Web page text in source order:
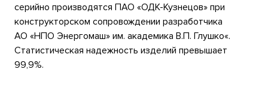
серийно производятся ПАО «ОДК-Кузнецов» при
конструкторском сопровождении разработчика
АО «НПО Энергомаш» им. академика В.П. Глушко«.
Статистическая надежность изделий превышает
99,9%.